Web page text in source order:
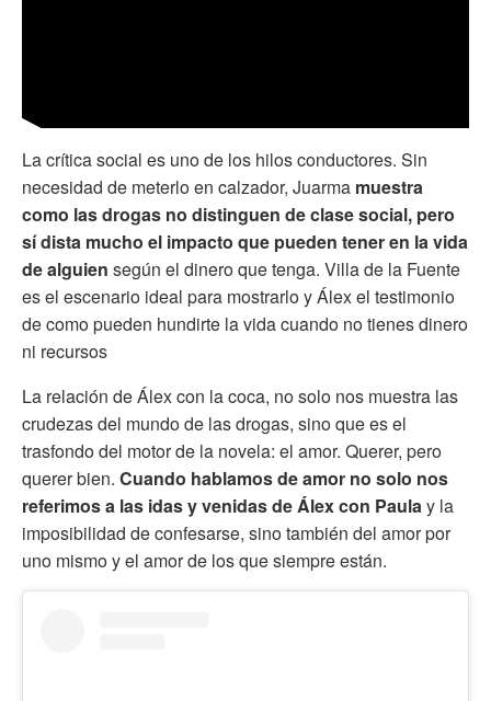
La crítica social es uno de los hilos conductores. Sin
necesidad de meterlo en calzador, Juarma muestra
como las drogas no distinguen de clase social, pero
sí dista mucho el impacto que pueden tener en la vida
de alguien según el dinero que tenga. Villa de la Fuente
es el escenario ideal para mostrarlo y Álex el testimonio
de como pueden hundirte la vida cuando no tienes dinero
ni recursos
La relación de Álex con la coca, no solo nos muestra las
crudezas del mundo de las drogas, sino que es el
trasfondo del motor de la novela: el amor. Querer, pero
querer bien. Cuando hablamos de amor no solo nos
referimos a las idas y venidas de Álex con Paula y la
imposibilidad de confesarse, sino también del amor por
uno mismo y el amor de los que siempre están.